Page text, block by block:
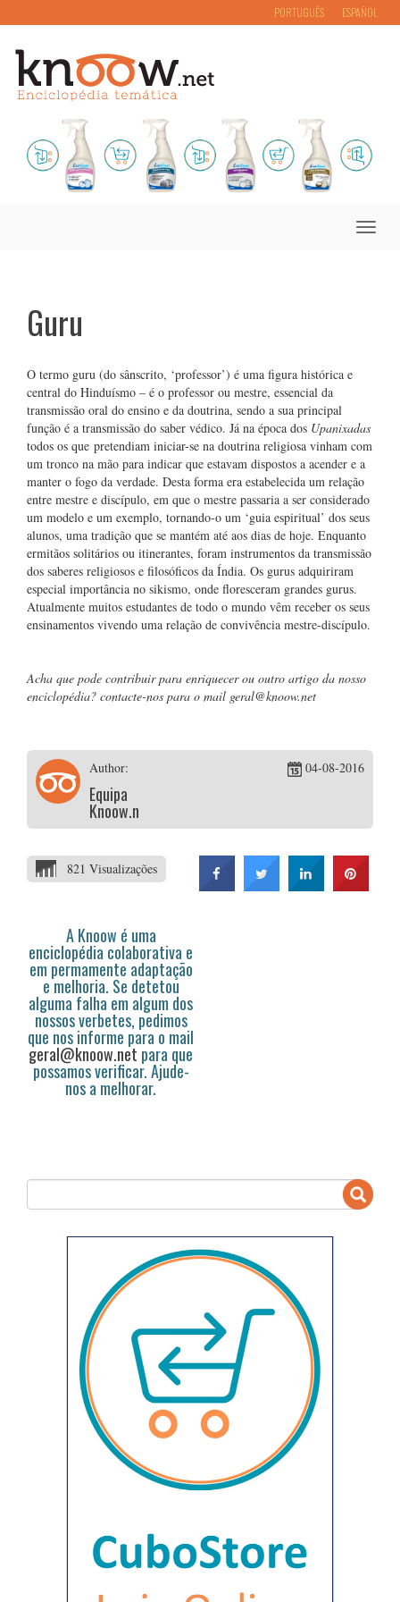
PORTUGUÊS ESPAÑOL
Toggle
Guru
O termo guru (do sânscrito, ‘professor’) é uma figura histórica e
central do Hinduísmo – é o professor ou mestre, essencial da
transmissão oral do ensino e da doutrina, sendo a sua principal
função é a transmissão do saber védico. Já na época dos Upanixadas
todos os que pretendiam iniciar-se na doutrina religiosa vinham com
um tronco na mão para indicar que estavam dispostos a acender e a
manter o fogo da verdade. Desta forma era estabelecida um relação
entre mestre e discípulo, em que o mestre passaria a ser considerado
um modelo e um exemplo, tornando-o um ‘guia espiritual’ dos seus
alunos, uma tradição que se mantém até aos dias de hoje. Enquanto
ermitãos solitários ou itinerantes, foram instrumentos da transmissão
dos saberes religiosos e filosóficos da Índia. Os gurus adquiriram
especial importância no sikismo, onde floresceram grandes gurus.
Atualmente muitos estudantes de todo o mundo vêm receber os seus
ensinamentos vivendo uma relação de convivência mestre-discípulo.
Acha que pode contribuir para enriquecer ou outro artigo da nosso
enciclopédia? contacte-nos para o mail geral@knoow.net
Author:
Equipa
Knoow.net
04-08-2016
821 Visualizações
A Knoow é uma
enciclopédia colaborativa e
em permamente adaptação
e melhoria. Se detetou
alguma falha em algum dos
nossos verbetes, pedimos
que nos informe para o mail
geral@knoow.net para que
possamos verificar. Ajude-
nos a melhorar.